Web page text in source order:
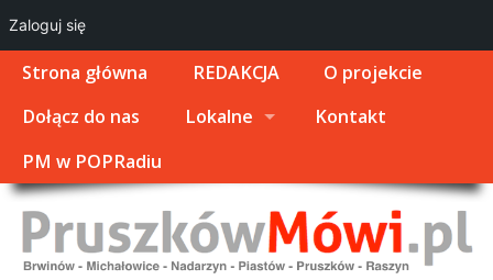
Strona główna REDAKCJA
O projekcie
Dołącz do nas
Lokalne
Kontakt
PM w POPRadiu
Zaloguj się